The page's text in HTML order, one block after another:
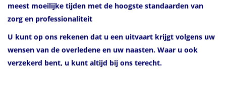
meest moeilijke tijden met de hoogste standaarden van
zorg en professionaliteit
U kunt op ons rekenen dat u een uitvaart krijgt volgens uw
wensen van de overledene en uw naasten. Waar u ook
verzekerd bent, u kunt altijd bij ons terecht.